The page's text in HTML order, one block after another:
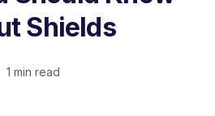
Shields
1 min read